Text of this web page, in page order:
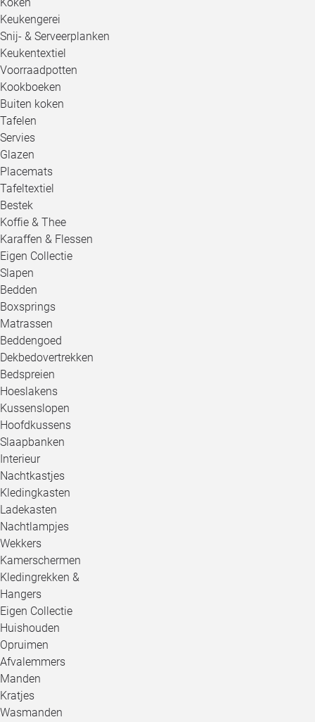
Keukengerei
Snij- & Serveerplanken
Keukentextiel
Voorraadpotten
Kookboeken
Buiten koken
Tafelen
Servies
Glazen
Placemats
Tafeltextiel
Bestek
Koffie & Thee
Karaffen & Flessen
Eigen Collectie
Slapen
Bedden
Boxsprings
Matrassen
Beddengoed
Dekbedovertrekken
Bedspreien
Hoeslakens
Kussenslopen
Hoofdkussens
Slaapbanken
Interieur
Nachtkastjes
Kledingkasten
Ladekasten
Nachtlampjes
Wekkers
Kamerschermen
Kledingrekken &
Hangers
Eigen Collectie
Huishouden
Opruimen
Afvalemmers
Manden
Kratjes
Wasmanden